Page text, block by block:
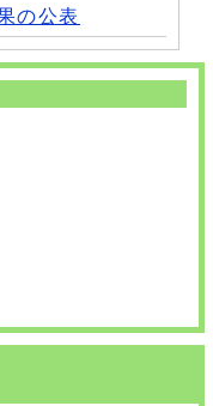
の公表